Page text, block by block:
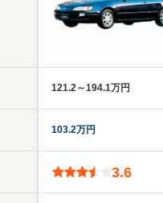
121.2～194.1万円
103.2万円
3.6